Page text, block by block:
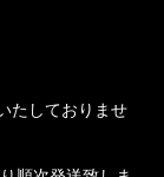
たしておりませ